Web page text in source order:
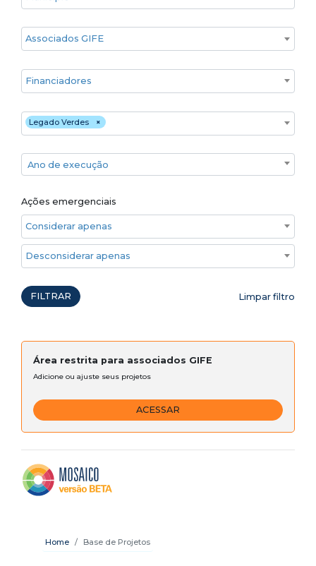
Associados GIFE
Financiadores
Executores ×
Legado Verdes
Ano de execução
Ano de execução
Ações emergenciais
Considerar apenas ações emergenciais
Desconsiderar apenas ações emergenciais
FILTRAR Limpar filtro
Área restrita para associados GIFE
Adicione ou ajuste seus projetos
ACESSAR
Home Base de Projetos